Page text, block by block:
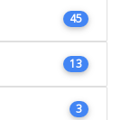
45
13
3